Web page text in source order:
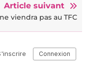
Article suivant
viendra pas au TFC